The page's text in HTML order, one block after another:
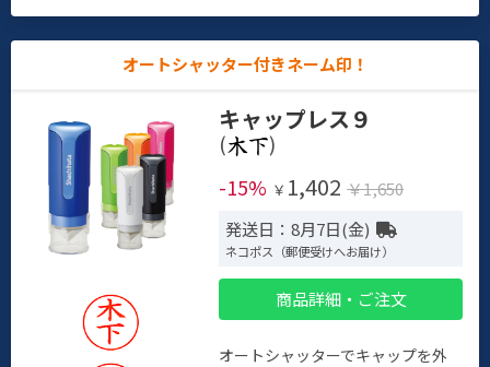
オートシャッター付きネーム印！
キャップレス９
(
)
-15% ￥ 1,402 ￥1,650
発送日：8月7日(金)
ネコポス（郵便受けへお届け）
商品詳細・ご注文
オートシャッターでキャップを外